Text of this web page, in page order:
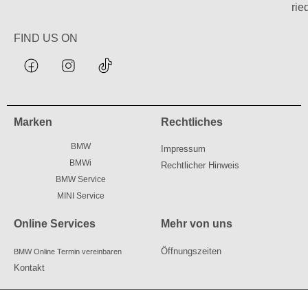
FIND US ON
Marken
BMW
BMWi
BMW Service
MINI Service
Rechtliches
Impressum
Rechtlicher Hinweis
Online Services
BMW Online Termin vereinbaren
Kontakt
Mehr von uns
Öffnungszeiten